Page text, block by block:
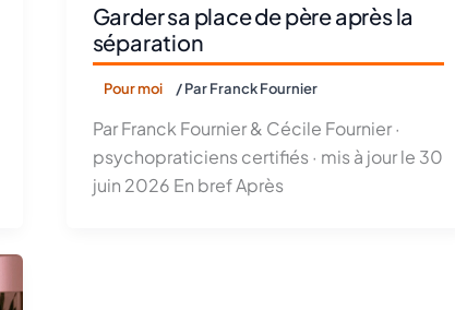
Garder sa place de père après la
séparation
Pour moi / ParFranck Fournier
Par Franck Fournier & Cécile Fournier ·
psychopraticiens certifiés · mis à jour le 30
juin 2026 En bref Après